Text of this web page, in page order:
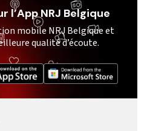
l’App NRJ Belgique
mobile NRJ Belgique et
qualité d’écoute.